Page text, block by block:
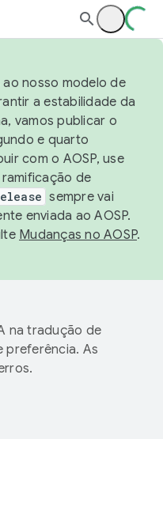
ao nosso modelo de
a estabilidade da
vamos publicar o
e quarto
com o AOSP, use
ramificação de
sempre vai
enviada ao AOSP.
Mudanças no AOSP.
na tradução de
preferência. As